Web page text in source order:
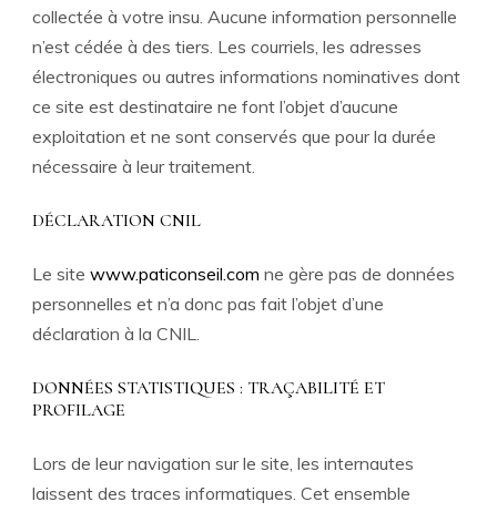
collectée à votre insu. Aucune information personnelle
n’est cédée à des tiers. Les courriels, les adresses
électroniques ou autres informations nominatives dont
ce site est destinataire ne font l’objet d’aucune
exploitation et ne sont conservés que pour la durée
nécessaire à leur traitement.
DÉCLARATION CNIL
Le site www.paticonseil.com ne gère pas de données
personnelles et n’a donc pas fait l’objet d’une
déclaration à la CNIL.
DONNÉES STATISTIQUES : TRAÇABILITÉ ET
PROFILAGE
Lors de leur navigation sur le site, les internautes
laissent des traces informatiques. Cet ensemble